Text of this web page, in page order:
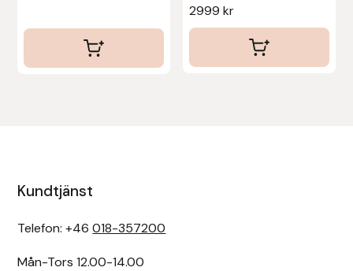
2999 kr
Kundtjänst
Telefon: +46018-357200
Mån-Tors 12.00-14.00
Veredus